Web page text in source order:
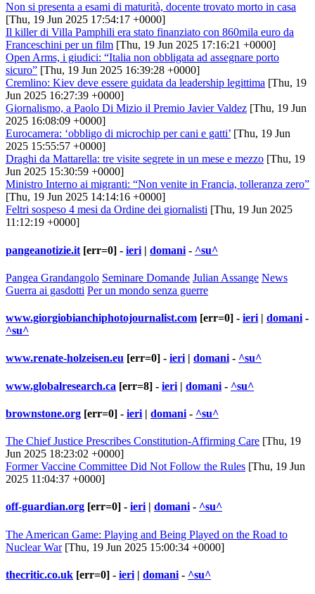
Non si presenta a esami di maturità, docente trovato morto in casa
[Thu, 19 Jun 2025 17:54:17 +0000]
Il killer di Villa Pamphili era stato finanziato con 860mila euro da
Franceschini per un film [Thu, 19 Jun 2025 17:16:21 +0000]
Open Arms, i giudici: “Italia non obbligata ad assegnare porto
sicuro” [Thu, 19 Jun 2025 16:39:28 +0000]
Cremlino: Kiev deve essere guidata da leadership legittima [Thu, 19
Jun 2025 16:27:39 +0000]
Giornalismo, a Paolo Di Mizio il Premio Javier Valdez [Thu, 19 Jun
2025 16:08:09 +0000]
Eurocamera: ‘obbligo di microchip per cani e gatti’ [Thu, 19 Jun
2025 15:55:57 +0000]
Draghi da Mattarella: tre visite segrete in un mese e mezzo [Thu, 19
Jun 2025 15:30:59 +0000]
Ministro Interno ai migranti: “Non venite in Francia, tolleranza zero”
[Thu, 19 Jun 2025 14:14:16 +0000]
Feltri sospeso 4 mesi da Ordine dei giornalisti [Thu, 19 Jun 2025
11:12:19 +0000]
pangeanotizie.it [err=0] - ieri | domani - ^su^
Pangea Grandangolo Seminare Domande Julian Assange News
Guerra ai gasdotti Per un mondo senza guerre
www.giorgiobianchiphotojournalist.com [err=0] - ieri | domani -
^su^
www.renate-holzeisen.eu [err=0] - ieri | domani - ^su^
www.globalresearch.ca [err=8] - ieri | domani - ^su^
brownstone.org [err=0] - ieri | domani - ^su^
The Chief Justice Prescribes Constitution-Affirming Care [Thu, 19
Jun 2025 18:23:02 +0000]
Former Vaccine Committee Did Not Follow the Rules [Thu, 19 Jun
2025 11:04:37 +0000]
off-guardian.org [err=0] - ieri| domani- ^su^
The American Game: Playing and Being Played on the Road to
Nuclear War[Thu, 19 Jun 2025 15:00:34 +0000]
thecritic.co.uk [err=0] - ieri | domani - ^su^